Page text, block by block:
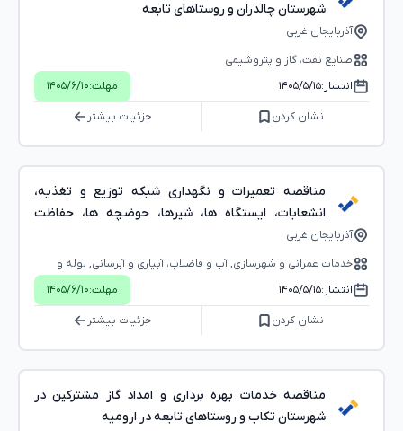
شهرستان چالدران و روستاهای تابعه
آذربایجان غربی
صنایع نفت، گاز و پتروشیمی
انتشار:۱۴۰۵/۵/۱۵ مهلت:۱۴۰۵/۶/۱۰
نشان کردن جزئیات بیشتر
مناقصه تعمیرات و نگهداری شبکه توزیع و تغذیه،
انشعابات، ایستگاه ها، شیرها، حوضچه ها، حفاظت
کاتدیک در شهرستان خوی و روستاهای تابعه در ارومیه
آذربایجان غربی
خدمات عمرانی و شهرسازی, آب و فاضلاب، آبیاری و آبرسانی, لوله و
اتصالات، شیرآلات, تجهیزات و خدمات الکتریکی و الکترونیکی, خدمات
تولید و توزیع صنعت برق
انتشار:۱۴۰۵/۵/۱۵ مهلت:۱۴۰۵/۶/۱۰
نشان کردن جزئیات بیشتر
مناقصه خدمات بهره برداری و امداد گاز مشترکین در
شهرستان تکاب و روستاهای تابعه در ارومیه